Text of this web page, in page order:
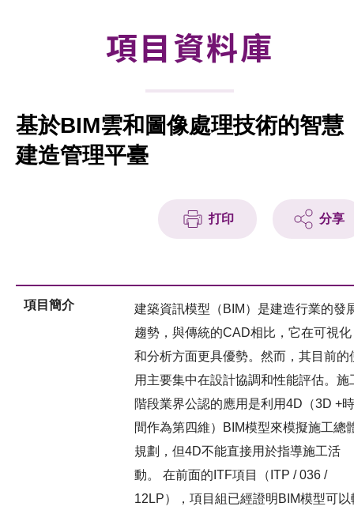
徵求研發項目計劃書
項目夥伴
項目資料庫
基於BIM雲和圖像處理技術的智慧
建造管理平臺
打印 分享
項目簡介
建築資訊模型（BIM）是建造行業的發
趨勢，與傳統的CAD相比，它在可視化
和分析方面更具優勢。然而，其目前的
用主要集中在設計協調和性能評估。施
階段業界公認的應用是利用4D（3D +時
間作為第四維）BIM模型來模擬施工總
規劃，但4D不能直接用於指導施工活
動。 在前面的ITF項目（ITP / 036 /
12LP），項目組已經證明BIM模型可以